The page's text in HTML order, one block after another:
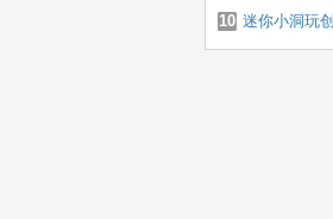
10 迷你小洞玩创
造